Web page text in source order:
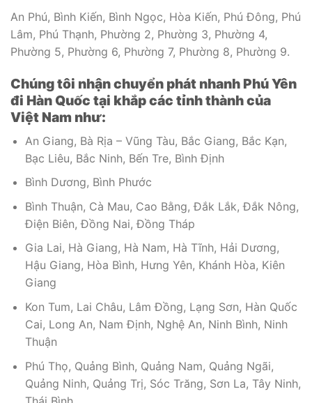
An Phú, Bình Kiến, Bình Ngọc, Hòa Kiến, Phú Đông, Phú
Lâm, Phú Thạnh, Phường 2, Phường 3, Phường 4,
Phường 5, Phường 6, Phường 7, Phường 8, Phường 9.
Chúng tôi nhận chuyển phát nhanh Phú Yên
đi Hàn Quốc tại khắp các tỉnh thành của
Việt Nam như:
An Giang, Bà Rịa – Vũng Tàu, Bắc Giang, Bắc Kạn,
Bạc Liêu, Bắc Ninh, Bến Tre, Bình Định
Bình Dương, Bình Phước
Bình Thuận, Cà Mau, Cao Bằng, Đắk Lắk, Đắk Nông,
Điện Biên, Đồng Nai, Đồng Tháp
Gia Lai, Hà Giang, Hà Nam, Hà Tĩnh, Hải Dương,
Hậu Giang, Hòa Bình, Hưng Yên, Khánh Hòa, Kiên
Giang
Kon Tum, Lai Châu, Lâm Đồng, Lạng Sơn, Hàn Quốc
Cai, Long An, Nam Định, Nghệ An, Ninh Bình, Ninh
Thuận
Phú Thọ, Quảng Bình, Quảng Nam, Quảng Ngãi,
Quảng Ninh, Quảng Trị, Sóc Trăng, Sơn La, Tây Ninh,